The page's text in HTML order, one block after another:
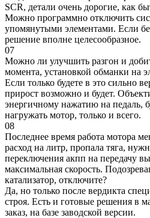
SCR, детали очень дорогие, как
Можно программно отключить
упомянутыми элементами. Если
решение вполне целесообразное.
07
Можно ли улучшить разгон и
момента, установкой обманки на
Если только будете в это сильно
прирост возможно и будет.
энергичному нажатию на педаль,
нагружать мотор, только и всего.
08
Последнее время работа мотора
расход на литр, пропала тяга,
переключения акпп на передачу
максимальная скорость.
катализатор, отключите?
Да, но только после вердикта
строя. Есть и готовые решения в
заказ, на базе заводской версии.